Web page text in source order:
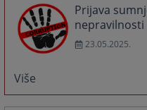
Prijava
nepravilnosti
23.05.2025.
Više